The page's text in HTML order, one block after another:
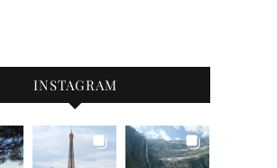
INSTAGRAM